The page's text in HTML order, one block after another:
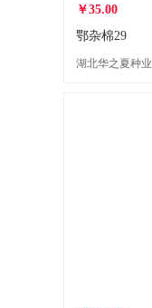
￥35.00
鄂杂棉29
湖北华之夏种业